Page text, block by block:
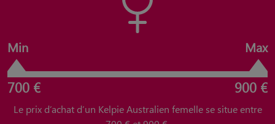
Min Max
700 € 900 €
Le prix d’achat d’un Kelpie Australien femelle se situe entre